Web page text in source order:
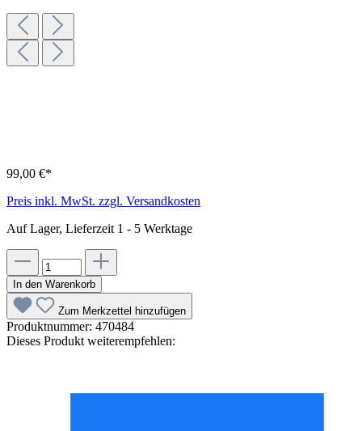
99,00 €*
Preis inkl. MwSt. zzgl. Versandkosten
Auf Lager, Lieferzeit 1 - 5 Werktage
In den Warenkorb
Zum Merkzettel hinzufügen
Produktnummer: 470484
Dieses Produkt weiterempfehlen: